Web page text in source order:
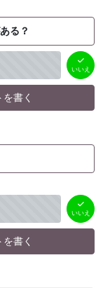
る？
いいえ
（ 0件）
いいえ
書く
いいえ
（ 0件）
いいえ
書く